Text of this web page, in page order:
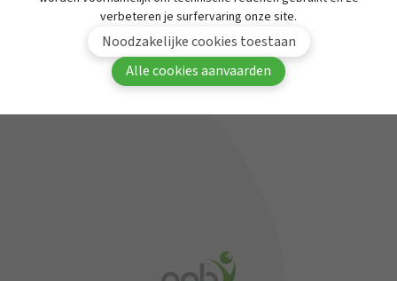
Aanmelden Word lid van APB
verbeteren je surfervaring onze site.
Noodzakelijke cookies toestaan
Alle cookies aanvaarden